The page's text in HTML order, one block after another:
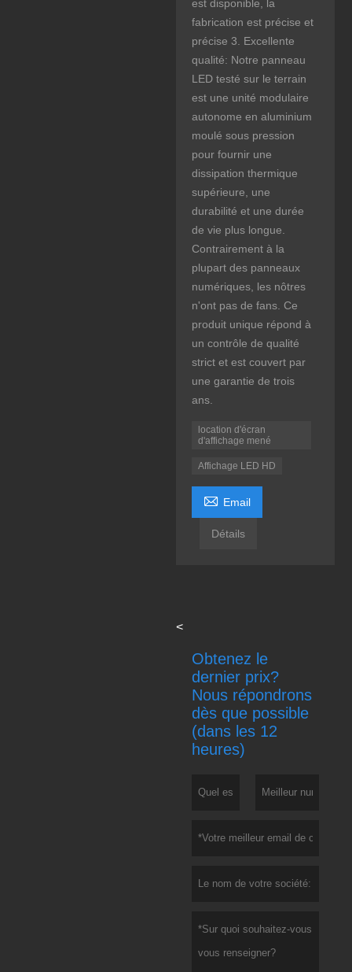
est disponible, la
fabrication est précise et
précise 3. Excellente
qualité: Notre panneau
LED testé sur le terrain
est une unité modulaire
autonome en aluminium
moulé sous pression
pour fournir une
dissipation thermique
supérieure, une
durabilité et une durée
de vie plus longue.
Contrairement à la
plupart des panneaux
numériques, les nôtres
n'ont pas de fans. Ce
produit unique répond à
un contrôle de qualité
strict et est couvert par
une garantie de trois
ans.
location d'écran
d'affichage mené
Affichage LED HD
 Email
Détails
<
Obtenez le
dernier prix?
Nous répondrons
dès que possible
(dans les 12
heures)